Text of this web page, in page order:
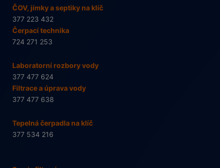
ČOV, jímky a septiky na klíč
377 223 432
Čerpací technika
724 271 253
Laboratorní rozbory vody
377 477 624
Filtrace a úprava vody
377 477 638
Tepelná čerpadla na klíč
377 534 216